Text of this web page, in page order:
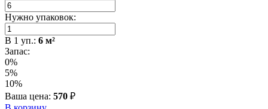
Нужно упаковок:
В 1 уп.: 6 м²
Запас:
0%
5%
10%
Ваша цена: 570 ₽